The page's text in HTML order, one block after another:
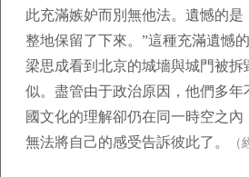
此充滿嫉妒而別無他法。遺憾的
整地保留了下來。”這種充滿遺憾
梁思成看到北京的城墻與城門被拆
似。盡管由于政治原因，他們多年
國文化的理解卻仍在同一時空之
無法將自己的感受告訴彼此了。
（